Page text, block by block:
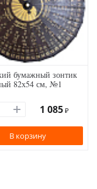
бумажный зонтик
82х54 см, №1
1 085 ₽
В корзину